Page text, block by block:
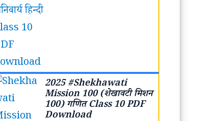
2025 #Shekhawati
Mission 100 (शेखावटी मिशन
100) गणित Class 10 PDF
Download